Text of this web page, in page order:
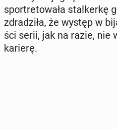
spor­tre­to­wa­ła stal­ker­kę
zdra­dzi­ła, że występ w
ści serii, jak na razie, nie
karierę.